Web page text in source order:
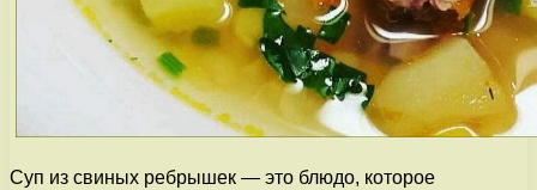
Суп из свиных ребрышек — это блюдо, которое